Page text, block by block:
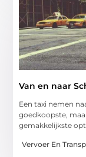
Van en naar
Een taxi nemen
goedkoopste,
gemakkelijkste
Vervoer En